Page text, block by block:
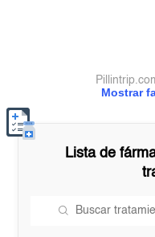
Mostrar
Lista de